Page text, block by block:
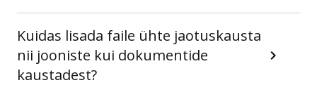
Kuidas lisada faile ühte jaotuskausta
nii jooniste kui dokumentide
kaustadest?